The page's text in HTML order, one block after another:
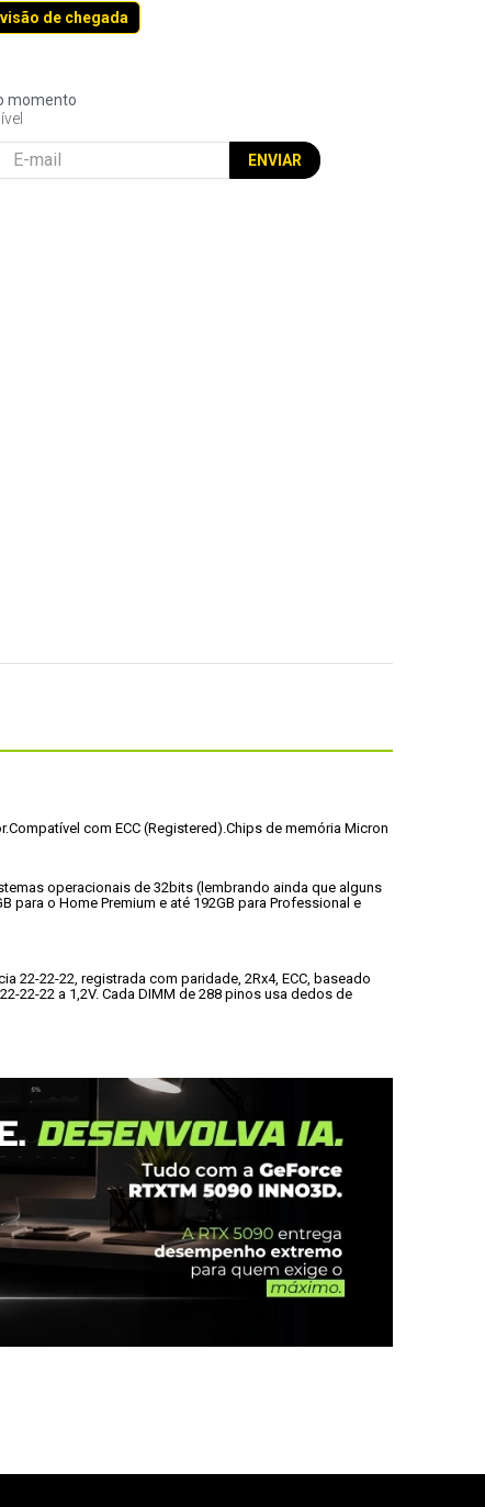
de chegada
momento
ENVIAR
Compatível com ECC (Registered).Chips de memória Micron
operacionais de 32bits (lembrando ainda que alguns
o Home Premium e até 192GB para Professional e
22-22-22, registrada com paridade, 2Rx4, ECC, baseado
22-22 a 1,2V. Cada DIMM de 288 pinos usa dedos de